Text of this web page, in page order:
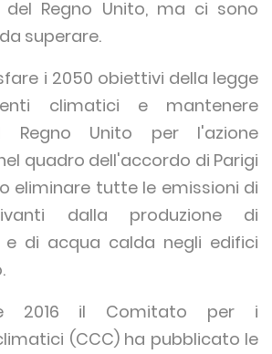
del Regno Unito, ma ci sono
superare.
i 2050 obiettivi della legge
climatici e mantenere
Regno Unito per l'azione
quadro dell'accordo di Parigi
eliminare tutte le emissioni di
dalla produzione di
e di acqua calda negli edifici
2016 il Comitato per i
(CCC) ha pubblicato le